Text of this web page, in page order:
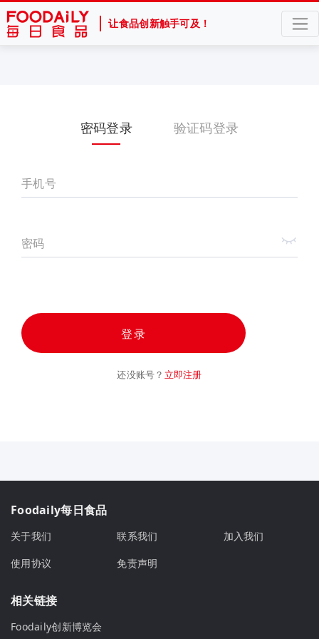
让食品创新触手可及！
密码登录 验证码登录
手机号
密码
登录
还没账号？ 立即注册
Foodaily每日食品
关于我们 联系我们
加入我们
使用协议
免责声明
相关链接
Foodaily创新博览会